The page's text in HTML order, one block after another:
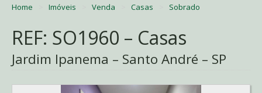
Home Imóveis Venda Casas Sobrado
REF: SO1960 – Casas
Jardim Ipanema – Santo André – SP